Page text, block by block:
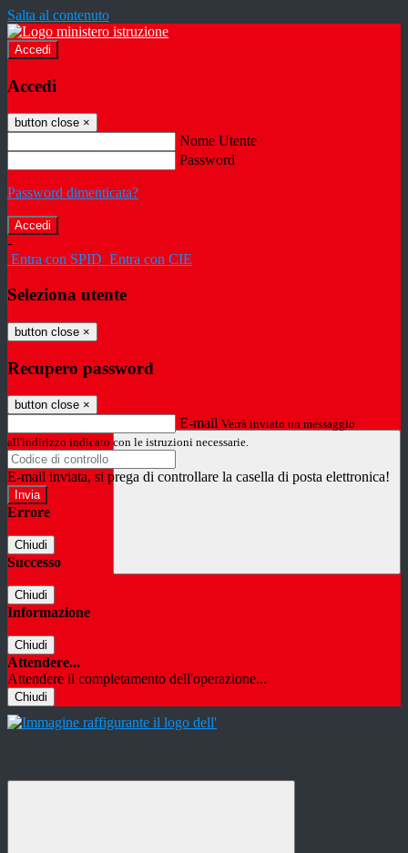
Salta al contenuto
Accedi
Accedi
button close ×
Nome Utente
Password
Password dimenticata?
-
Entra con SPID Entra con CIE
Seleziona utente
button close ×
Recupero password
button close ×
E-mail Verrà inviato un messaggio
all'indirizzo indicato con le istruzioni necessarie.
E-mail inviata, si prega di controllare la casella di posta elettronica!
Errore
Chiudi
Successo
Chiudi
Informazione
Chiudi
Attendere...
Attendere il completamento dell'operazione...
Chiudi